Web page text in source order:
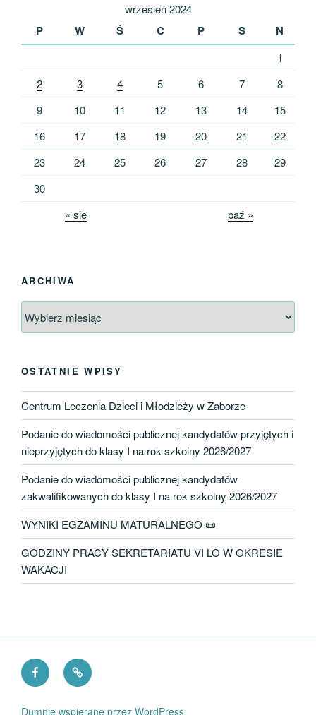
wrzesień 2024
P W Ś C P S N
1
2
3 4 5 6 7
8
9
10 11 12 13 14
15
16
17 18 19 20 21
22
23
24 25 26 27 28
29
30
« sie
paź »
ARCHIWA
OSTATNIE WPISY
Centrum Leczenia Dzieci i Młodzieży w Zaborze
Podanie do wiadomości publicznej kandydatów przyjętych i
nieprzyjętych do klasy I na rok szkolny 2026/2027
Podanie do wiadomości publicznej kandydatów
zakwalifikowanych do klasy I na rok szkolny 2026/2027
WYNIKI EGZAMINU MATURALNEGO 📜
GODZINY PRACY SEKRETARIATU VI LO W OKRESIE
WAKACJI
Facebook
VI
Fundacja
PKO
Dumnie wspierane przez WordPress